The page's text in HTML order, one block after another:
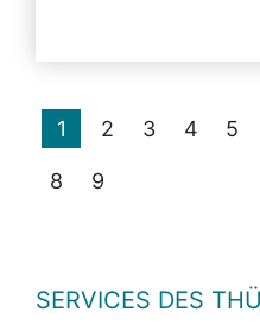
1 2 3 4 5
8 9
SERVICES DES